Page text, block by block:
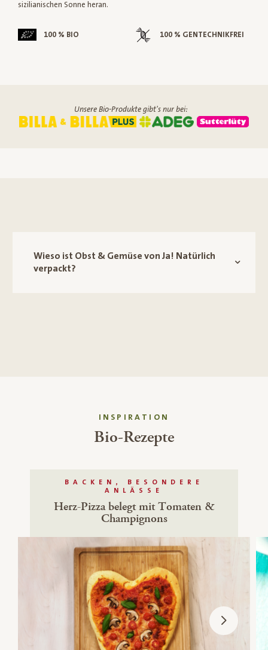
sizilianischen Sonne heran.
100 % BIO 100 % GENTECHNIKFREI
Unsere Bio-Produkte gibt's nur bei:
Wieso ist Obst & Gemüse von Ja! Natürlich
verpackt?
INSPIRATION
Bio-Rezepte
BACKEN, BESONDERE
ANLÄSSE
Herz-Pizza belegt mit Tomaten &
Champignons